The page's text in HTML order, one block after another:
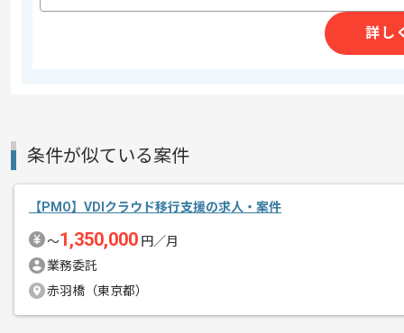
エージェントからのコ 複数案件を保有している企業ですので、
詳し
条件が似ている案件
【PMO】VDIクラウド移行支援の求人・案件
〜1,350,000 円／月
業務委託
赤羽橋（東京都）